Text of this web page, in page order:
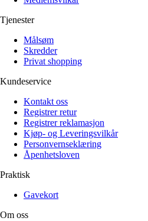
Tjenester
Målsøm
Skredder
Privat shopping
Kundeservice
Kontakt oss
Registrer retur
Registrer reklamasjon
Kjøp- og Leveringsvilkår
Personvernseklæring
Åpenhetsloven
Praktisk
Gavekort
Om oss